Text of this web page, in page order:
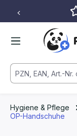
Zum
Hygiene & Pflege
OP-Handschuhe